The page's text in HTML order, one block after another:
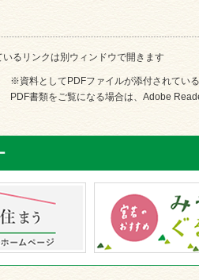
いるリンクは別ウィンドウで開きます
※資料としてPDFファイルが添付されてい
PDF書類をご覧になる場合は、Adobe